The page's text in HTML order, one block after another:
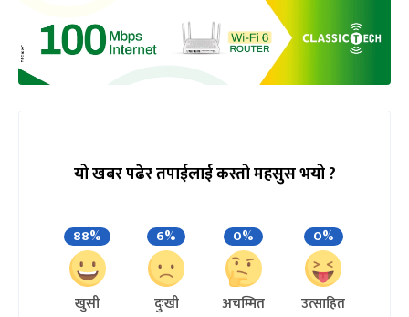
यो खबर पढेर तपाईलाई कस्तो महसुस भयो ?
88%
खुसी
6%
दुःखी
0%
अचम्मित
0%
उत्साहित